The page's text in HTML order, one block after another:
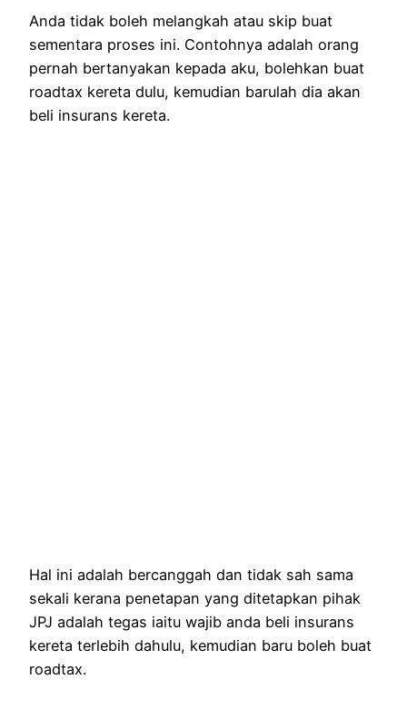
Anda tidak boleh melangkah atau skip buat
sementara proses ini. Contohnya adalah orang
pernah bertanyakan kepada aku, bolehkan buat
roadtax kereta dulu, kemudian barulah dia akan
beli insurans kereta.
Hal ini adalah bercanggah dan tidak sah sama
sekali kerana penetapan yang ditetapkan pihak
JPJ adalah tegas iaitu wajib anda beli insurans
kereta terlebih dahulu, kemudian baru boleh buat
roadtax.